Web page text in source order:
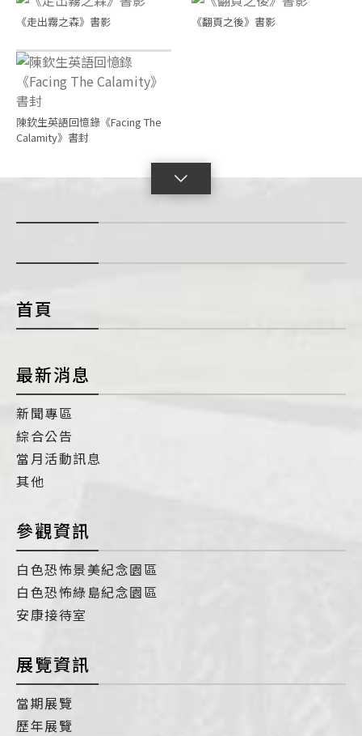
《走出霧之森》書影 《翻頁之後》書影
陳欽生英語回憶錄《Facing The
Calamity》書封
首頁
最新消息
新聞專區
綜合公告
當月活動訊息
其他
參觀資訊
白色恐怖景美紀念園區
白色恐怖綠島紀念園區
安康接待室
展覽資訊
當期展覽
歷年展覽